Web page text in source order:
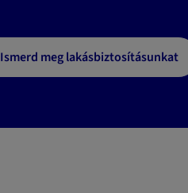
Ismerd meg lakásbiztosításunkat